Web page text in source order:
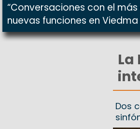
“Conversaciones con el más
nuevas funciones en Viedma
Dos